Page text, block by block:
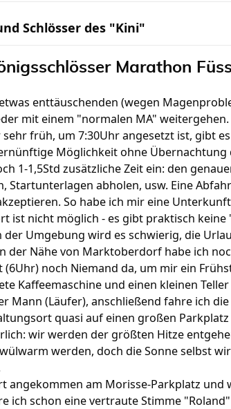
Schlösser des "Kini"
Marathon
enttäuschenden (wegen
mit einem "normalen MA" weitergehen.
früh, um 7:30Uhr angesetzt ist, gibt
Möglichkeit ohne Übernachtung
1-1,5Std zusätzliche Zeit ein: den
Startunterlagen abholen, usw. Eine
So habe ich mir eine
ist nicht möglich - es gibt praktisch
der Umgebung wird es schwierig, die
der Nähe von Marktoberdorf habe ich
(6Uhr) noch Niemand da, um mir ein
Kaffeemaschine und einen kleinen
Mann (Läufer), anschließend fahre ich
quasi auf einen großen
wir werden der größten Hitze
werden, doch die Sonne selbst
angekommen am Morisse-Parkplatz
ich schon eine vertraute Stimme